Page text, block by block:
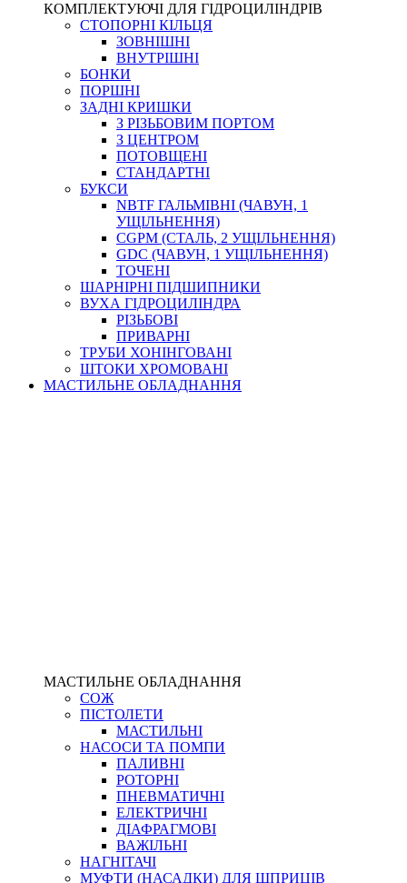
КОМПЛЕКТУЮЧІ ДЛЯ ГІДРОЦИЛІНДРІВ
СТОПОРНІ КІЛЬЦЯ
ЗОВНІШНІ
ВНУТРІШНІ
БОНКИ
ПОРШНІ
ЗАДНІ КРИШКИ
З РІЗЬБОВИМ ПОРТОМ
З ЦЕНТРОМ
ПОТОВЩЕНІ
СТАНДАРТНІ
БУКСИ
NBTF ГАЛЬМІВНІ (ЧАВУН, 1
УЩІЛЬНЕННЯ)
CGPM (СТАЛЬ, 2 УЩІЛЬНЕННЯ)
GDC (ЧАВУН, 1 УЩІЛЬНЕННЯ)
ТОЧЕНІ
ШАРНІРНІ ПІДШИПНИКИ
ВУХА ГІДРОЦИЛІНДРА
РІЗЬБОВІ
ПРИВАРНІ
ТРУБИ ХОНІНГОВАНІ
ШТОКИ ХРОМОВАНІ
МАСТИЛЬНЕ ОБЛАДНАННЯ
МАСТИЛЬНЕ ОБЛАДНАННЯ
СОЖ
ПІСТОЛЕТИ
МАСТИЛЬНІ
НАСОСИ ТА ПОМПИ
ПАЛИВНІ
РОТОРНІ
ПНЕВМАТИЧНІ
ЕЛЕКТРИЧНІ
ДІАФРАГМОВІ
ВАЖІЛЬНІ
НАГНІТАЧІ
МУФТИ (НАСАДКИ) ДЛЯ ШПРИЦІВ